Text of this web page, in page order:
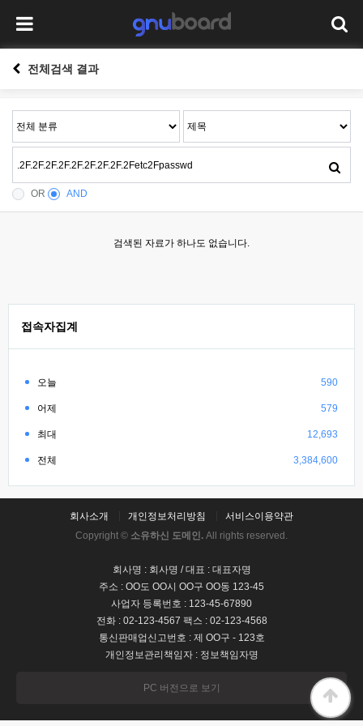
전체검색 결과
OR AND
검색된 자료가 하나도 없습니다.
접속자집계
오늘 590
어제 579
최대 12,693
전체 3,384,600
회사소개 개인정보처리방침
서비스이용약관
Copyright © 소유하신 도메인. All rights reserved.
회사명 : 회사명 / 대표 : 대표자명
주소 : OO도 OO시 OO구 OO동 123-45
사업자 등록번호 : 123-45-67890
전화 : 02-123-4567 팩스 : 02-123-4568
통신판매업신고번호 : 제 OO구 - 123호
개인정보관리책임자 : 정보책임자명
PC 버전으로 보기